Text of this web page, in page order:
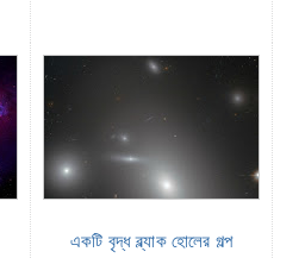
একটি বৃদ্ধ ব্ল্যাক হোলের গল্প